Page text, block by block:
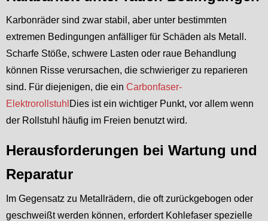
Karbonräder sind zwar stabil, aber unter bestimmten
extremen Bedingungen anfälliger für Schäden als Metall.
Scharfe Stöße, schwere Lasten oder raue Behandlung
können Risse verursachen, die schwieriger zu reparieren
sind. Für diejenigen, die ein Carbonfaser-
Elektrorollstuhl Dies ist ein wichtiger Punkt, vor allem wenn
der Rollstuhl häufig im Freien benutzt wird.
Herausforderungen bei Wartung und
Reparatur
Im Gegensatz zu Metallrädern, die oft zurückgebogen oder
geschweißt werden können, erfordert Kohlefaser spezielle